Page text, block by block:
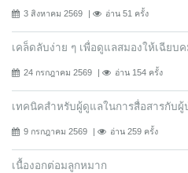
3 สิงหาคม 2569 อ่าน 51 ครั้ง
เคล็ดลับง่าย ๆ เพื่อดูแลสมองให้เฉียบ
24 กรกฎาคม 2569 อ่าน 154 ครั้ง
เทคนิคสำหรับผู้ดูแลในการสื่อสารกับผู้
9 กรกฎาคม 2569 อ่าน 259 ครั้ง
เนื้องอกต่อมลูกหมาก